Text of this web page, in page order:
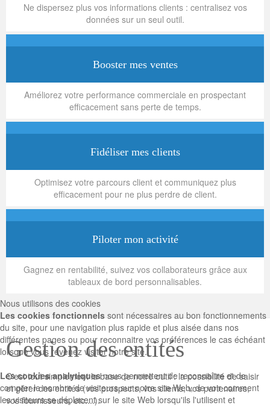
Ne dispersez plus vos informations clients : centralisez vos
données sur un seul outil.
Booster mes ventes
Améliorez votre performance commerciale en prospectant
efficacement sans perte de temps.
Fidéliser mes clients
Optimisez votre parcours client et communiquez plus
efficacement pour ne plus perdre de client.
Piloter mon activité
Gagnez en rentabilité, suivez vos collaborateurs grâce aux
tableaux de bord personnalisables.
Gestion des entités
C'est tout simplement la base de notre outil : la possibilité de saisir
et gérer des entités (vos prospects, vos clients, vos partenaires,
vos fournisseurs, etc....).
Nous utilisons des cookies
Les cookies fonctionnels sont nécessaires au bon fonctionnements
du site, pour une navigation plus rapide et plus aisée dans nos
différentes pages ou pour reconnaitre vos préférences le cas échéant
lorsque vous revenez visiter notre site.
Les cookies analytiquesnous permettent de reconnaître et de
compter le nombre de visiteurs sur notre site Web, de voir comment
les visiteurs se déplacent sur le site Web lorsqu'ils l'utilisent et